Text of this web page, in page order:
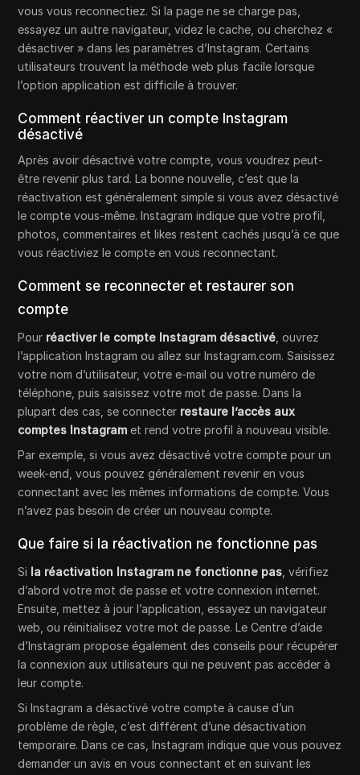
vous vous reconnectiez. Si la page ne se charge pas,
essayez un autre navigateur, videz le cache, ou cherchez «
désactiver » dans les paramètres d’Instagram. Certains
utilisateurs trouvent la méthode web plus facile lorsque
l’option application est difficile à trouver.
Comment réactiver un compte Instagram
désactivé
Après avoir désactivé votre compte, vous voudrez peut-
être revenir plus tard. La bonne nouvelle, c’est que la
réactivation est généralement simple si vous avez désactivé
le compte vous-même. Instagram indique que votre profil,
photos, commentaires et likes restent cachés jusqu’à ce que
vous réactiviez le compte en vous reconnectant.
Comment se reconnecter et restaurer son
compte
Pour réactiver le compte Instagram désactivé , ouvrez
l’application Instagram ou allez sur Instagram.com. Saisissez
votre nom d’utilisateur, votre e-mail ou votre numéro de
téléphone, puis saisissez votre mot de passe. Dans la
plupart des cas, se connecter restaure l’accès aux
comptes Instagram et rend votre profil à nouveau visible.
Par exemple, si vous avez désactivé votre compte pour un
week-end, vous pouvez généralement revenir en vous
connectant avec les mêmes informations de compte. Vous
n’avez pas besoin de créer un nouveau compte.
Que faire si la réactivation ne fonctionne pas
Si la réactivation Instagram ne fonctionne pas , vérifiez
d’abord votre mot de passe et votre connexion internet.
Ensuite, mettez à jour l’application, essayez un navigateur
web, ou réinitialisez votre mot de passe. Le Centre d’aide
d’Instagram propose également des conseils pour récupérer
la connexion aux utilisateurs qui ne peuvent pas accéder à
leur compte.
Si Instagram a désactivé votre compte à cause d’un
problème de règle, c’est différent d’une désactivation
temporaire. Dans ce cas, Instagram indique que vous pouvez
demander un avis en vous connectant et en suivant les